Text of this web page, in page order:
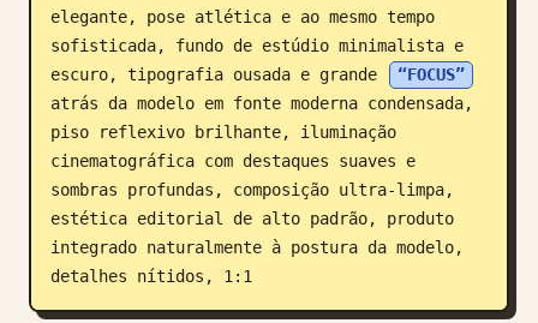
elegante, pose atlética e ao mesmo tempo
sofisticada, fundo de estúdio minimalista e
escuro, tipografia ousada e grande
“FOCUS”
atrás da modelo em fonte moderna condensada,
piso reflexivo brilhante, iluminação
cinematográfica com destaques suaves e
sombras profundas, composição ultra-limpa,
estética editorial de alto padrão, produto
integrado naturalmente à postura da modelo,
detalhes nítidos, 1:1